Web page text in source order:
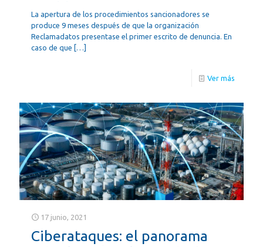
La apertura de los procedimientos sancionadores se
produce 9 meses después de que la organización
Reclamadatos presentase el primer escrito de denuncia. En
caso de que […]
Ver más
17 junio, 2021
Ciberataques: el panorama